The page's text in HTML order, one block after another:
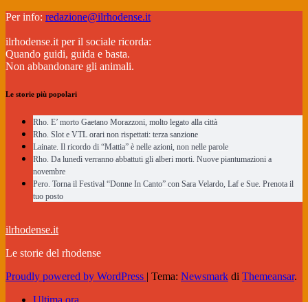
Per info: redazione@ilrhodense.it
ilrhodense.it per il sociale ricorda:
Quando guidi, guida e basta.
Non abbandonare gli animali.
Le storie più popolari
Rho. E’ morto Gaetano Morazzoni, molto legato alla città
Rho. Slot e VTL orari non rispettati: terza sanzione
Lainate. Il ricordo di “Mattia” è nelle azioni, non nelle parole
Rho. Da lunedì verranno abbattuti gli alberi morti. Nuove piantumazioni a
novembre
Pero. Torna il Festival “Donne In Canto” con Sara Velardo, Laf e Sue. Prenota il
tuo posto
ilrhodense.it
Le storie del rhodense
Proudly powered by WordPress | Tema: Newsmark di Themeansar.
Ultima ora